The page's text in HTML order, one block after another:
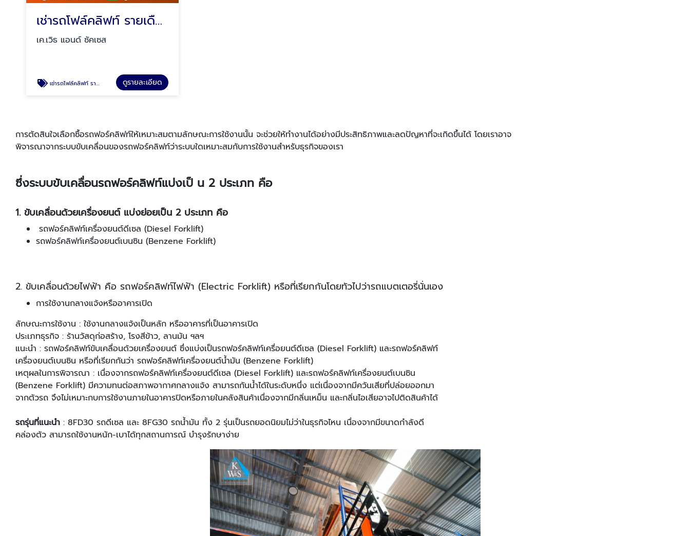
เช่ารถโฟล์คลิฟท์ รายเดือน
เค.เวิธ แอนด์ ซัคเซส
เช่ารถโฟล์คลิฟท์ รายเดือน ดูรายละเอียด
การตัดสินใจเลือกซื้อรถฟอร์คลิฟท์ให้เหมาะสมตามลักษณะการใช้งานนั้น จะช่วยให้ทํางานได้อย่างมีประสิทธิภาพและลดปัญหาที่จะเกิดขึ้นได้ โดยเราอาจ
พิจารณาจากระบบขับเคลื่อนของรถฟอร์คลิฟท์ว่าระบบใดเหมาะสมกับการใช้งานสําหรับธุรกิจของเรา
ซึ่งระบบขับเคลื่อนรถฟอร์คลิฟท์แบ่งเป็ น 2 ประเภท คือ
1. ขับเคลื่อนด้วยเครื่องยนต์ แบ่งย่อยเป็น 2 ประเภท คือ
รถฟอร์คลิฟท์เครื่องยนต์ดีเซล (Diesel Forklift)
รถฟอร์คลิฟท์เครื่องยนต์เบนซิน (Benzene Forklift)
2. ขับเคลื่อนด้วยไฟฟ้า คือ รถฟอร์คลิฟท์ไฟฟ้า (Electric Forklift) หรือที่เรียกกันโดยทัวไปว่ารถแบตเตอรี่นั่นเอง
การใช้งานกลางแจ้งหรืออาคารเปิด
ลักษณะการใช้งาน : ใช้งานกลางแจ้งเป็นหลัก หรืออาคารที่เป็นอาคารเปิด
ประเภทธุรกิจ : ร้านวัสดุก่อสร้าง, โรงสีข้าว, ลานมัน ฯลฯ
แนะนํา : รถฟอร์คลิฟท์ขับเคลื่อนด้วยเครื่องยนต์ ซึ่งแบ่งเป็นรถฟอร์คลิฟท์เครื่อยนต์ดีเซล (Diesel Forklift) และรถฟอร์คลิฟท์
เครื่องยนต์เบนซิน หรือที่เรียกกันว่า รถฟอร์คลิฟท์เครื่องยนต์นํ้ามัน (Benzene Forklift)
เหตุผลในการพิจารณา : เนื่องจากรถฟอร์คลิฟท์เครื่องยนต์ดีเซล (Diesel Forklift) และรถฟอร์คลิฟท์เครื่องยนต์เบนซิน
(Benzene Forklift) มีความทนต่อสภาพอากาศกลางแจ้ง สามารถกันน้ำได้ในระดับหนึ่ง แต่เนื่องจากมีควันเสียที่ปล่อยออกมา
จากตัวรถ จึงไม่เหมาะกบการใช้งานภายในอาคารปิดหรือภายในคลังสินค้าเนื่องจากมีกลิ่นเหม็น และกลิ่นไอเสียอาจไปติดสินค้าได้
รถรุ่นที่แนะนํา : 8FD30 รถดีเซล และ 8FG30 รถนํ้ามัน ทั้ง 2 รุ่นเป็นรถยอดนิยมไม่ว่าในธุรกิจไหน เนื่องจากมีขนาดกำลังดี
คล่องตัว สามารถใช้งานหนัก-เบาได้ทุกสถานการณ์ บํารุงรักษาง่าย